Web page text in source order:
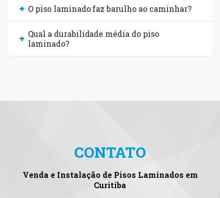
O piso laminado faz barulho ao caminhar?
Qual a durabilidade média do piso
laminado?
CONTATO
Venda e Instalação de Pisos Laminados em
Curitiba